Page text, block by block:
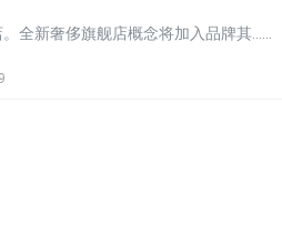
全新奢侈旗舰店概念将加入品牌其......